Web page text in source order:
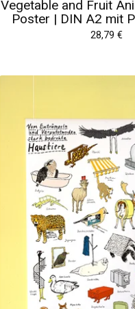
Vegetable and Fruit
Poster | DIN A2 mit
28,79€